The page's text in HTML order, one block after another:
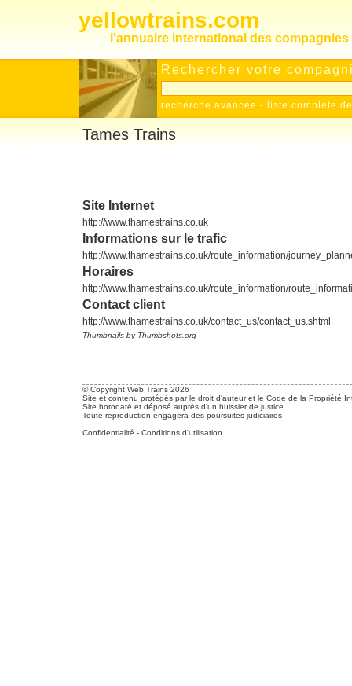
yellowtrains.com
l'annuaire international des
Rechercher votre
recherche avancée - liste complète
Tames Trains
Site Internet
http://www.thamestrains.co.uk
Informations sur le trafic
http://www.thamestrains.co.uk/route_information/
Horaires
http://www.thamestrains.co.uk/route_information/
Contact client
http://www.thamestrains.co.uk/contact_us/contact_us.shtml
Thumbnails by Thumbshots.org
© Copyright Web Trains 2026
Site et contenu protégés par le droit d'auteur et le Code de la Propriété
Site horodaté et déposé auprès d'un huissier de justice
Toute reproduction engagera des poursuites judiciaires
Confidentialité - Conditions d'utilisation